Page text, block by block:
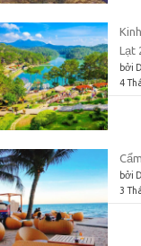
Lạt
bởi
4
bởi
3